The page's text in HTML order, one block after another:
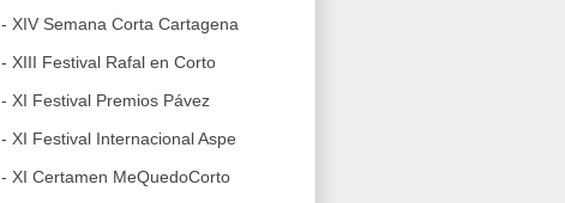
- XIV Semana Corta Cartagena
- XIII Festival Rafal en Corto
- XI Festival Premios Pávez
- XI Festival Internacional Aspe
- XI Certamen MeQuedoCorto